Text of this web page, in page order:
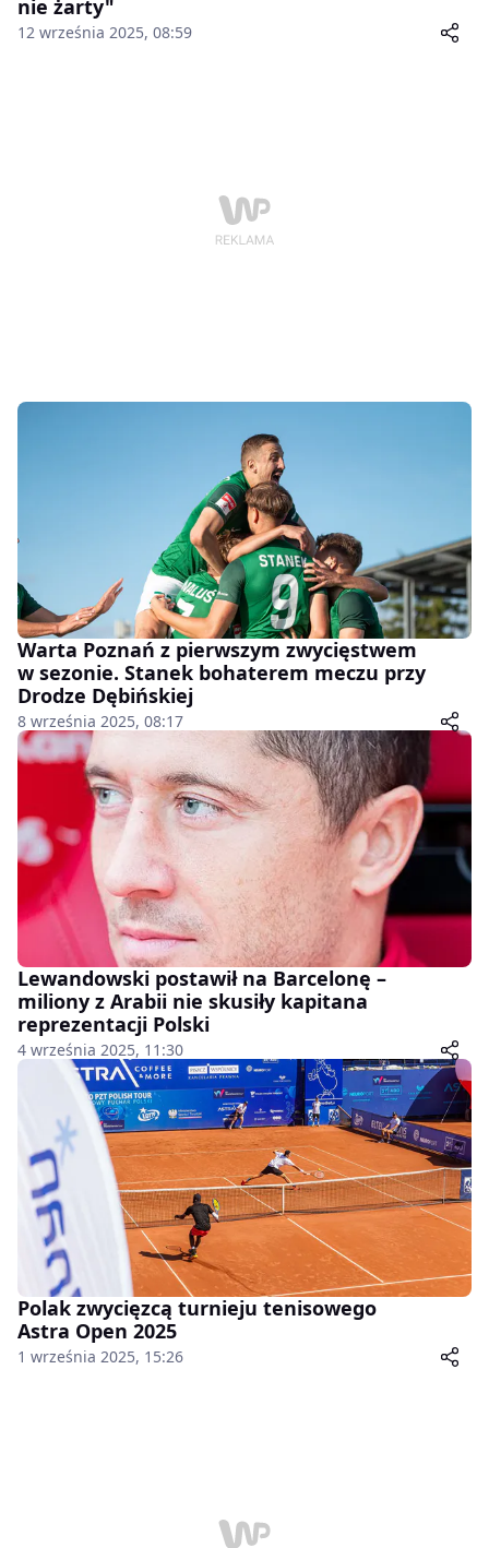
nie żarty"
12 września 2025, 08:59
Warta Poznań z pierwszym zwycięstwem
w sezonie. Stanek bohaterem meczu przy
Drodze Dębińskiej
8 września 2025, 08:17
Lewandowski postawił na Barcelonę –
miliony z Arabii nie skusiły kapitana
reprezentacji Polski
4 września 2025, 11:30
Polak zwycięzcą turnieju tenisowego
Astra Open 2025
1 września 2025, 15:26